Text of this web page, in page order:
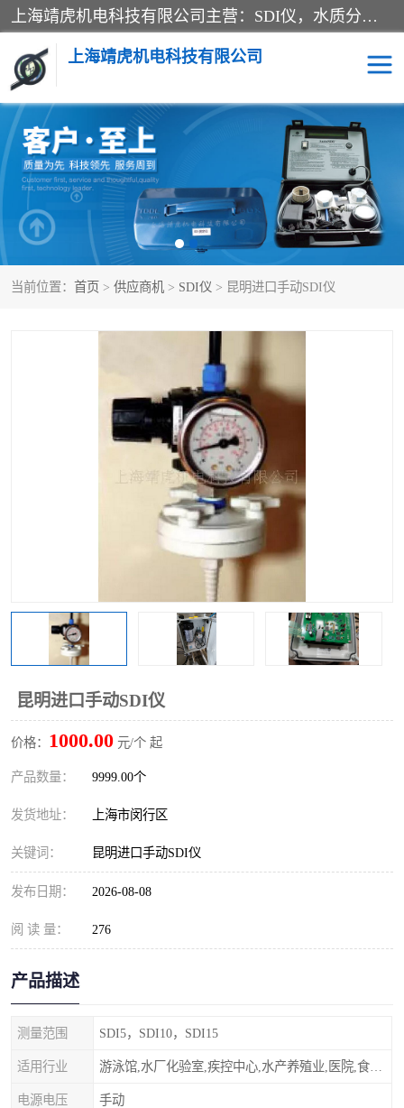
上海靖虎机电科技有限公司主营：SDI仪，水质分析仪，水质检测仪产品；上海靖虎机电科技有限公司在专业制造和研发等方面的强大的平台优势，利用自身在自动化仪表、自控系统及环保监测仪器的专长，以优良的技术，优越的产品质量和良好的服务质量与广大客户真诚合作。
上海靖虎机电科技有限公司
当前位置： 首页 > 供应商机 > SDI仪 > 昆明进口手动SDI仪
昆明进口手动SDI仪
价格： 1000.00 元/个 起
产品数量： 9999.00个
发货地址： 上海市闵行区
关键词： 昆明进口手动SDI仪
发布日期： 2026-08-08
阅 读 量： 276
产品描述
测量范围 SDI5，SDI10，SDI15
适用行业
电源电压 手动
SDI仪 过滤膜过滤纸
PH电导测试笔 水质分析仪
水质检测仪 电导测试笔
PH电导测试仪